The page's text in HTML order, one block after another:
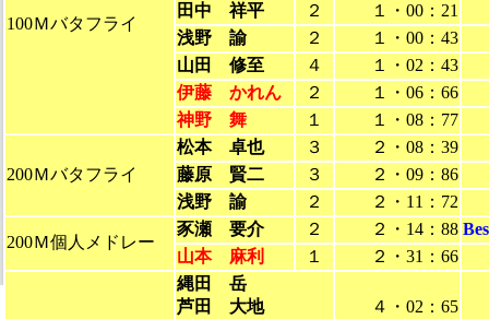
100Ｍバタフライ
田中 祥平
２
１・00：21
浅野 諭
２
１・00：43
山田 修至
４
１・02：43
伊藤 かれん
２
１・06：66
神野 舞
１ １・08：77
200Ｍバタフライ
松本 卓也 ３
２・08：39
藤原 賢二
３
２・09：86
浅野 諭
２ ２・11：72
200Ｍ個人メドレー
豕瀬 要介 ２ ２・14：88
山本 麻利
１ ２・31：66
縄田 岳
芦田 大地
４・02：65